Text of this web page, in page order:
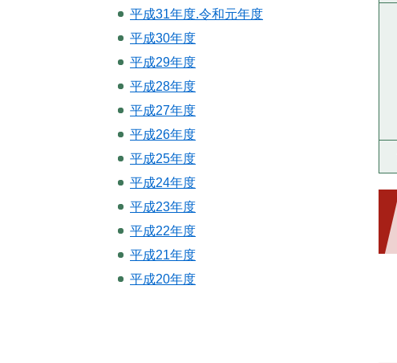
平成31年度.令和元年度
平成30年度
平成29年度
平成28年度
平成27年度
平成26年度
平成25年度
平成24年度
平成23年度
平成22年度
平成21年度
平成20年度